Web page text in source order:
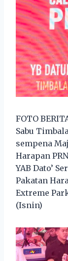
FOTO
Sabu
sempena
Harapan
YAB Dato’
Pakatan
Extreme
(Isnin)